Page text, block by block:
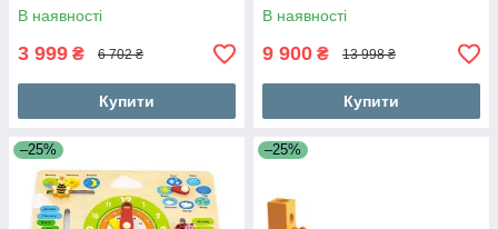
В наявності
3 999 ₴ 6 702 ₴
Купити
В наявності
9 900 ₴ 13 998 ₴
Купити
–25% –25%